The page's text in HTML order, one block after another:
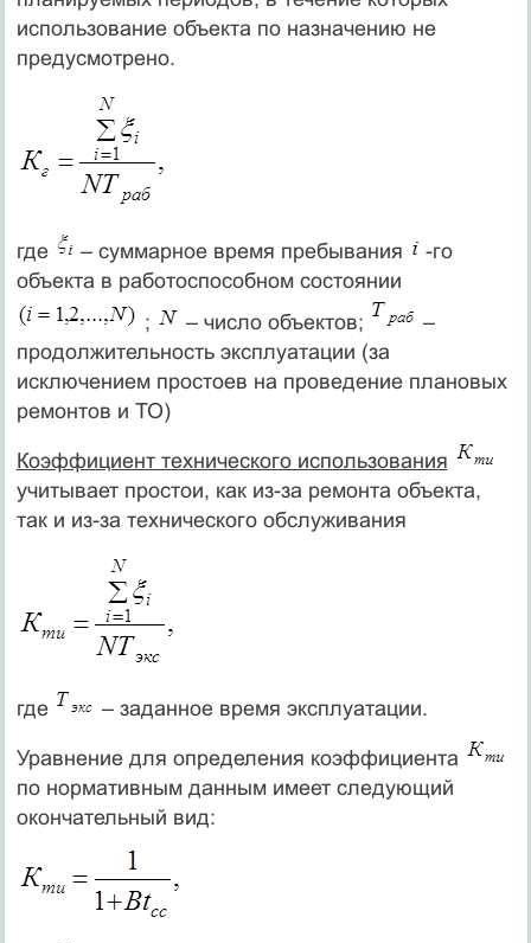
использование объекта по назначению не
предусмотрено.
где – суммарное время пребывания
-го
объекта в работоспособном состоянии
;
– число объектов;
–
продолжительность эксплуатации (за
исключением простоев на проведение плановых
ремонтов и ТО)
Коэффициент технического использования
учитывает простои, как из-за ремонта объекта,
так и из-за технического обслуживания
где – заданное время эксплуатации.
Уравнение для определения коэффициента
по нормативным данным имеет следующий
окончательный вид: